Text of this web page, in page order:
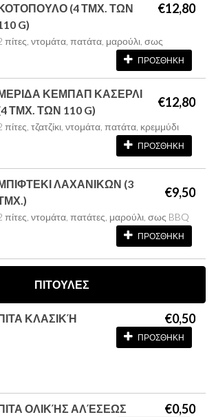
(4 ΤΜΧ. ΤΩΝ
G)
€12,80
πίτες, ντομάτα, πατάτα, μαρούλι, σως
ΠΡΟΣΘΗΚΗ
ΚΕΜΠΑΠ ΚΑΣΕΡΛΙ
ΤΜΧ. ΤΩΝ 110 G)
€12,80
πίτες, τζατζίκι, ντομάτα, πατάτα, κρεμμύδι
ΠΡΟΣΘΗΚΗ
ΛΑΧΑΝΙΚΩΝ (3
€9,50
πίτες, ντομάτα, πατάτες, μαρούλι, σως BBQ
ΠΡΟΣΘΗΚΗ
ΠΙΤΟΥΛΕΣ
ΚΛΑΣΙΚΉ €0,50
ΠΡΟΣΘΗΚΗ
ΟΛΙΚΉΣ ΑΛΈΣΕΩΣ €0,50